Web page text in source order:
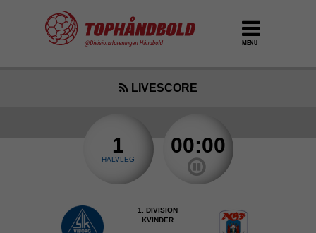
MENU
LIVESCORE
1
HALVLEG
00:00
1. DIVISION
KVINDER